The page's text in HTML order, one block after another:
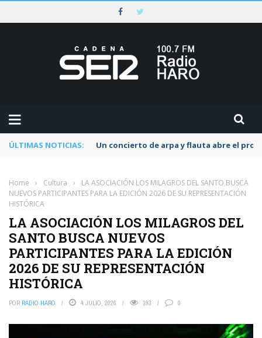
ÚLTIMAS NOTICIAS: Un concierto de arpa y flauta abre el
Home › Cultura ›
LA ASOCIACIÓN LOS MILAGROS DEL SANTO BUSCA
NUEVOS PARTICIPANTES PARA LA EDICIÓN 2026 DE SU REPRESENTACIÓN
HISTÓRICA
LA ASOCIACIÓN LOS MILAGROS DEL
SANTO BUSCA NUEVOS
PARTICIPANTES PARA LA EDICIÓN
2026 DE SU REPRESENTACIÓN
HISTÓRICA
POR RADIO HARO 4 JULIO, 2026 193 0